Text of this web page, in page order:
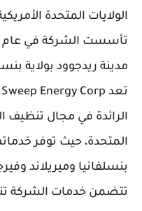
الولايات المتحدة
مدينة ريدجوود بولاية
الرائدة في مجال تنظيف
المتحدة، حيث توفر
بنسلفانيا وميريلاند
تتضمن خدمات الشركة